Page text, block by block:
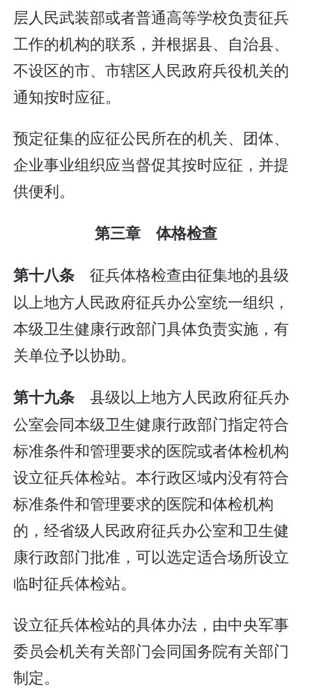
层人民武装部或者普通高等学校负责征兵
工作的机构的联系，并根据县、自治县、
不设区的市、市辖区人民政府兵役机关的
通知按时应征。
预定征集的应征公民所在的机关、团体、
企业事业组织应当督促其按时应征，并提
供便利。
第三章 体格检查
第十八条 征兵体格检查由征集地的县级
以上地方人民政府征兵办公室统一组织，
本级卫生健康行政部门具体负责实施，有
关单位予以协助。
第十九条 县级以上地方人民政府征兵办
公室会同本级卫生健康行政部门指定符合
标准条件和管理要求的医院或者体检机构
设立征兵体检站。本行政区域内没有符合
标准条件和管理要求的医院和体检机构
的，经省级人民政府征兵办公室和卫生健
康行政部门批准，可以选定适合场所设立
临时征兵体检站。
设立征兵体检站的具体办法，由中央军事
委员会机关有关部门会同国务院有关部门
制定。